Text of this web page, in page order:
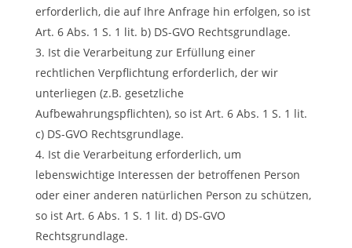
erforderlich, die auf Ihre Anfrage hin erfolgen, so ist
Art. 6 Abs. 1 S. 1 lit. b) DS-GVO Rechtsgrundlage.
Ist die Verarbeitung zur Erfüllung einer
rechtlichen Verpflichtung erforderlich, der wir
unterliegen (z.B. gesetzliche
Aufbewahrungspflichten), so ist Art. 6 Abs. 1 S. 1 lit.
c) DS-GVO Rechtsgrundlage.
Ist die Verarbeitung erforderlich, um
lebenswichtige Interessen der betroffenen Person
oder einer anderen natürlichen Person zu schützen,
so ist Art. 6 Abs. 1 S. 1 lit. d) DS-GVO
Rechtsgrundlage.